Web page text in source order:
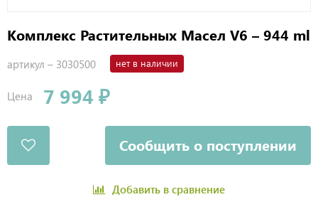
Комплекс Растительных Масел V6 – 944 ml
артикул – 3030500 нет в наличии
Цена 7 994 ₽
Сообщить о поступлении
Добавить в сравнение